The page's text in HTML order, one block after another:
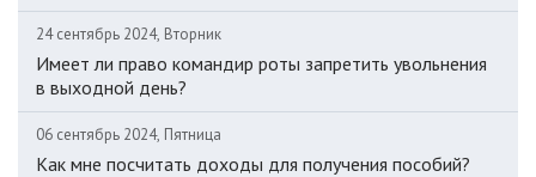
24 сентябрь 2024, Вторник
Имеет ли право командир роты запретить увольнения
в выходной день?
06 сентябрь 2024, Пятница
Как мне посчитать доходы для получения пособий?